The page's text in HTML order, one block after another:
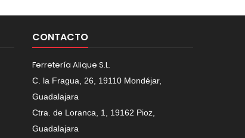
CONTACTO
Ferretería Alique S.L.
C. la Fragua, 26, 19110 Mondéjar,
Guadalajara
Ctra. de Loranca, 1, 19162 Pioz,
Guadalajara